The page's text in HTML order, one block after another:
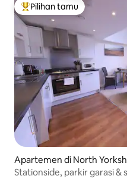
Pilihan tamu terpopuler
Pilihan tamu
Apartemen di North
Stationside, parkir garasi &